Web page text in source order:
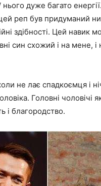
дуже багато
цей реп був придуманий
здібності. Цей навик
син схожий і на мене,
не лає спадкоємця і
Головні чоловічі
і благородство.